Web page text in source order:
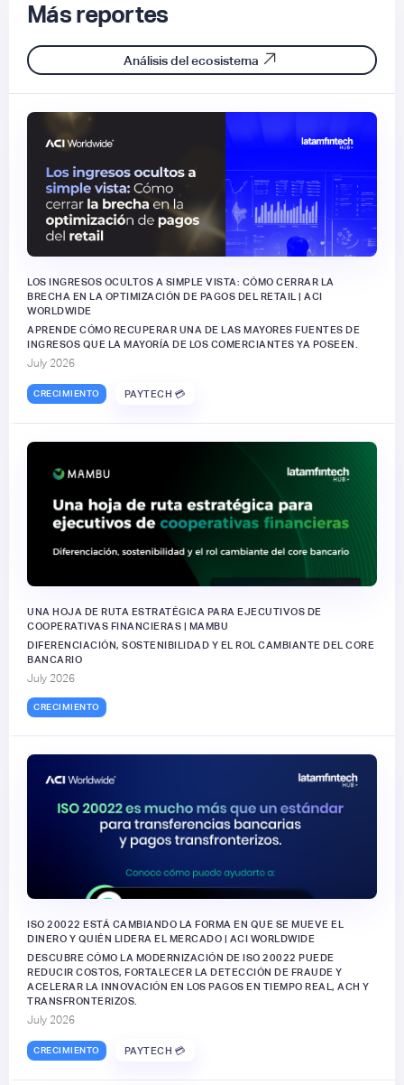
Más reportes
Análisis del ecosistema
LOS INGRESOS OCULTOS A SIMPLE VISTA: CÓMO CERRAR LA
BRECHA EN LA OPTIMIZACIÓN DE PAGOS DEL RETAIL | ACI
WORLDWIDE
APRENDE CÓMO RECUPERAR UNA DE LAS MAYORES FUENTES DE
INGRESOS QUE LA MAYORÍA DE LOS COMERCIANTES YA POSEEN.
July 2026
CRECIMIENTO PAYTECH 💳
UNA HOJA DE RUTA ESTRATÉGICA PARA EJECUTIVOS DE
COOPERATIVAS FINANCIERAS | MAMBU
DIFERENCIACIÓN, SOSTENIBILIDAD Y EL ROL CAMBIANTE DEL CORE
BANCARIO
July 2026
CRECIMIENTO
ISO 20022 ESTÁ CAMBIANDO LA FORMA EN QUE SE MUEVE EL
DINERO Y QUIÉN LIDERA EL MERCADO | ACI WORLDWIDE
DESCUBRE CÓMO LA MODERNIZACIÓN DE ISO 20022 PUEDE
REDUCIR COSTOS, FORTALECER LA DETECCIÓN DE FRAUDE Y
ACELERAR LA INNOVACIÓN EN LOS PAGOS EN TIEMPO REAL, ACH Y
TRANSFRONTERIZOS.
July 2026
CRECIMIENTO PAYTECH 💳